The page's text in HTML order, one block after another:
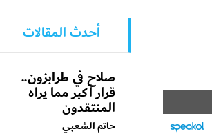
أحدث المقالات
صلاح في طرابزون..
قرار أكبر مما يراه
المنتقدون
حاتم الشعبي